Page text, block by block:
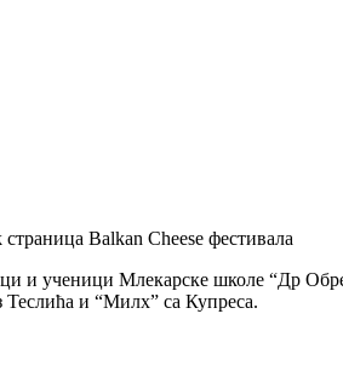
Balkan Cheese фестивала
и ученици Млекарске школе “Др
и “Милх” са Купреса.